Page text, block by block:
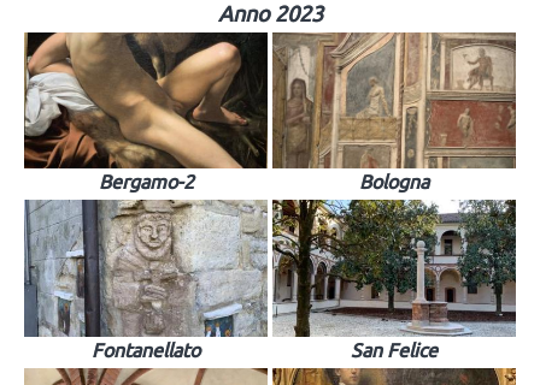
Anno 2023
Bergamo-2 Bologna
Fontanellato San Felice